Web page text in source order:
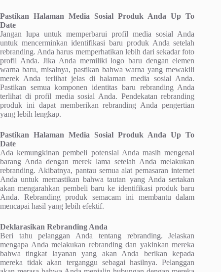
Pastikan Halaman Media Sosial Produk Anda Up To
Date
Jangan lupa untuk memperbarui profil media sosial Anda
untuk mencerminkan identifikasi baru produk Anda setelah
rebranding. Anda harus memperhatikan lebih dari sekadar foto
profil Anda. Jika Anda memiliki logo baru dengan elemen
warna baru, misalnya, pastikan bahwa warna yang mewakili
merek Anda terlihat jelas di halaman media sosial Anda.
Pastikan semua komponen identitas baru rebranding Anda
terlihat di profil media sosial Anda. Pendekatan rebranding
produk ini dapat memberikan rebranding Anda pengertian
yang lebih lengkap.
Pastikan Halaman Media Sosial Produk Anda Up To
Date
Ada kemungkinan pembeli potensial Anda masih mengenal
barang Anda dengan merek lama setelah Anda melakukan
rebranding. Akibatnya, pantau semua alat pemasaran internet
Anda untuk memastikan bahwa tautan yang Anda sertakan
akan mengarahkan pembeli baru ke identifikasi produk baru
Anda. Rebranding produk semacam ini membantu dalam
mencapai hasil yang lebih efektif.
Deklarasikan Rebranding Anda
Beri tahu pelanggan Anda tentang rebranding. Jelaskan
mengapa Anda melakukan rebranding dan yakinkan mereka
bahwa tingkat layanan yang akan Anda berikan kepada
mereka tidak akan terganggu sebagai hasilnya. Pelanggan